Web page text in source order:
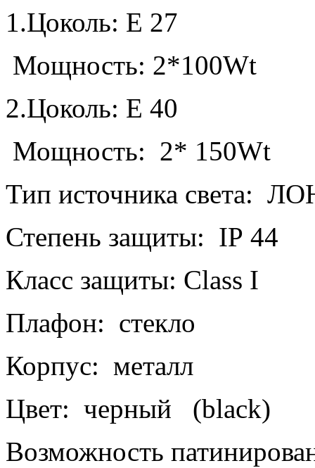
1.Цоколь: E 27
Мощность: 2*100Wt
2.Цоколь: E 40
Мощность: 2* 150Wt
Тип источника света:
Степень защиты: IP 44
Класс защиты: Class I
Плафон: стекло
Корпус: металл
Цвет: черный (black)
Возможность